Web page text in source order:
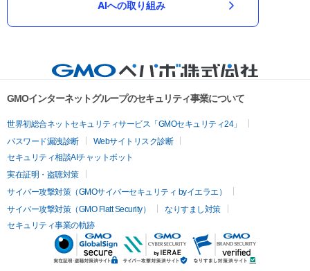
AIへの取り組み
GMOインターネットグループのセキュリティ事業について
世界初総合ネットセキュリティサービス「GMOセキュリティ24」
パスワード漏洩診断
Webサイトリスク診断
セキュリティ相談AIチャットボット
実在証明・盗聴対策
サイバー攻撃対策（GMOサイバーセキュリティ byイエラエ）
サイバー攻撃対策（GMO Flatt Security）
なりすまし対策
セキュリティ事業の軌跡